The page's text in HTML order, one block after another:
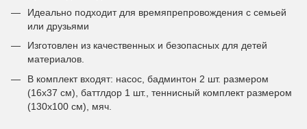
Идеально подходит для времяпрепровождения с семьей
или друзьями
Изготовлен из качественных и безопасных для детей
материалов.
В комплект входят: насос, бадминтон 2 шт. размером
(16х37 см), баттлдор 1 шт., теннисный комплект размером
(130х100 см), мяч.